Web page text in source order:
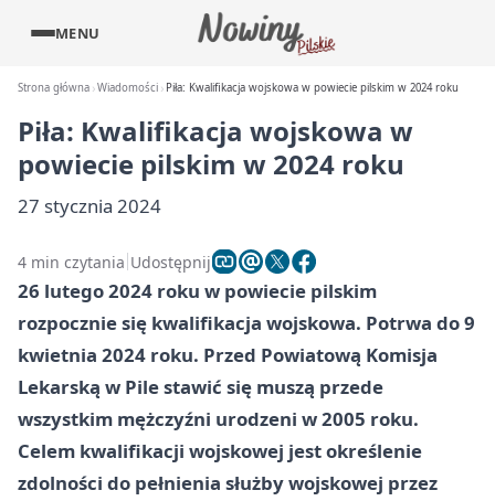
MENU
Strona główna Wiadomości Piła: Kwalifikacja wojskowa w powiecie pilskim w 2024 roku
Piła: Kwalifikacja wojskowa w
powiecie pilskim w 2024 roku
27 stycznia 2024
4 min czytania Udostępnij
26 lutego 2024 roku w powiecie pilskim
rozpocznie się kwalifikacja wojskowa. Potrwa do 9
kwietnia 2024 roku. Przed Powiatową Komisja
Lekarską w Pile stawić się muszą przede
wszystkim mężczyźni urodzeni w 2005 roku.
Celem kwalifikacji wojskowej jest określenie
zdolności do pełnienia służby wojskowej przez